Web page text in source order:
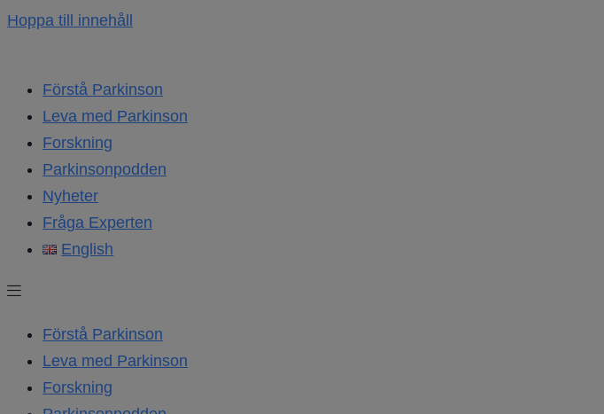
Hoppa till innehåll
Förstå Parkinson
Leva med Parkinson
Forskning
Parkinsonpodden
Nyheter
Fråga Experten
English
Förstå Parkinson
Leva med Parkinson
Forskning